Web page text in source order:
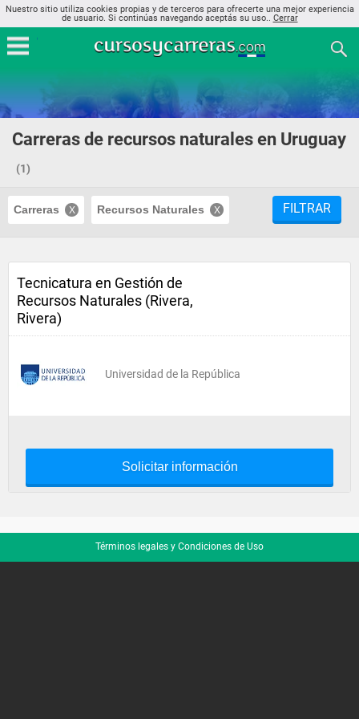
Nuestro sitio utiliza cookies propias y de terceros para ofrecerte una mejor experiencia
de usuario. Si continúas navegando aceptás su uso.. Cerrar
Carreras de recursos naturales en Uruguay
(1)
Carreras Recursos Naturales FILTRAR
Tecnicatura en Gestión de
Recursos Naturales (Rivera,
Rivera)
Universidad de la República
Solicitar información
Términos legales y Condiciones de Uso